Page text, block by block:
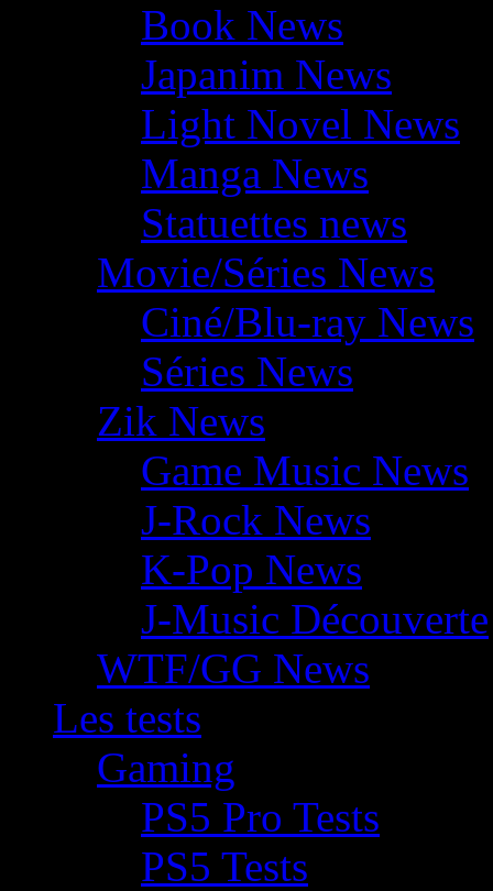
Book News
Japanim News
Light Novel News
Manga News
Statuettes news
Movie/Séries News
Ciné/Blu-ray News
Séries News
Zik News
Game Music News
J-Rock News
K-Pop News
J-Music Découverte
WTF/GG News
Les tests
Gaming
PS5 Pro Tests
PS5 Tests